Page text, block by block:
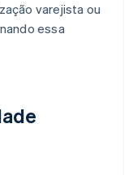
varejista ou
essa